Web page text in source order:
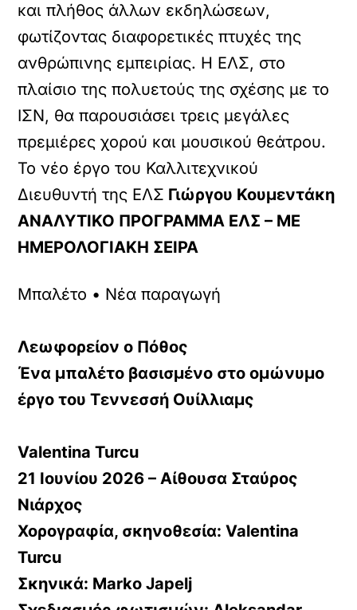
και πλήθος άλλων εκδηλώσεων,
φωτίζοντας διαφορετικές πτυχές της
ανθρώπινης εμπειρίας. Η ΕΛΣ, στο
πλαίσιο της πολυετούς της σχέσης με το
ΙΣΝ, θα παρουσιάσει τρεις μεγάλες
πρεμιέρες χορού και μουσικού θεάτρου.
Το νέο έργο του Καλλιτεχνικού
Διευθυντή της ΕΛΣ Γιώργου Κουμεντάκη
ΑΝΑΛΥΤΙΚΟ ΠΡΟΓΡΑΜΜΑ ΕΛΣ – ME
ΗΜΕΡΟΛΟΓΙΑΚΗ ΣΕΙΡΑ
Μπαλέτο • Νέα παραγωγή
Λεωφορείον ο Πόθος
Ένα μπαλέτο βασισμένο στο ομώνυμο
έργο του Τεννεσσή Ουίλλιαμς
Valentina Turcu
21 Ιουνίου 2026 – Αίθουσα Σταύρος
Νιάρχος
Χορογραφία, σκηνοθεσία: Valentina
Turcu
Σκηνικά: Marko Japelj